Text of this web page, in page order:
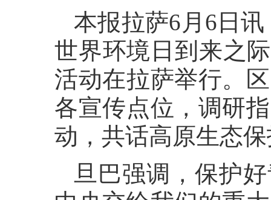
本报拉萨6月6日
世界环境日到来之
活动在拉萨举行。
各宣传点位，调研
动，共话高原生态
旦巴强调，保护